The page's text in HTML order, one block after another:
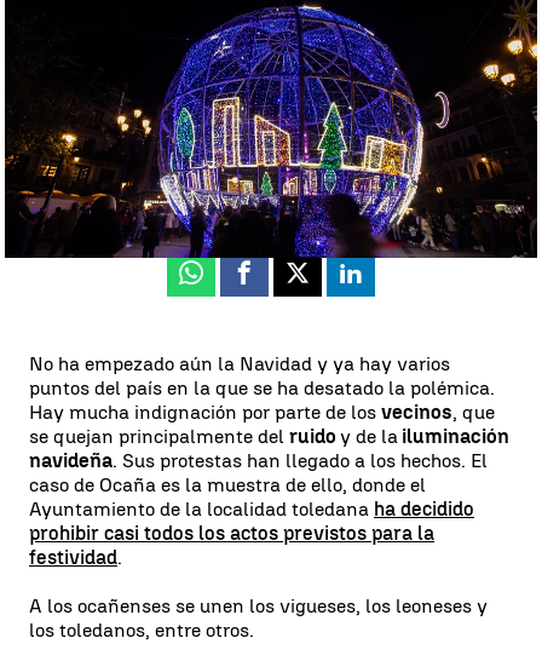
Las denuncias de dos vecinas van a cambiar la Navidad en la Plaza
Mayor de Ocaña |
EFE
Miguel Salazar
Publicado:30 de noviembre de 2023, 17:26
Whatsapp
Facebook
X Linkedin
No ha empezado aún la Navidad y ya hay varios
puntos del país en la que se ha desatado la polémica.
Hay mucha indignación por parte de los vecinos, que
se quejan principalmente del ruido y de la iluminación
navideña. Sus protestas han llegado a los hechos. El
caso de Ocaña es la muestra de ello, donde el
Ayuntamiento de la localidad toledana ha decidido
prohibir casi todos los actos previstos para la
festividad.
A los ocañenses se unen los vigueses, los leoneses y
los toledanos, entre otros.